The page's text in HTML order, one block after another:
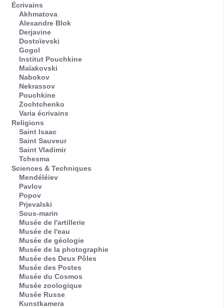
Écrivains
Akhmatova
Alexandre Blok
Derjavine
Dostoïevski
Gogol
Institut Pouchkine
Maïakovski
Nabokov
Nekrassov
Pouchkine
Zochtchenko
Varia écrivains
Religions
Saint Isaac
Saint Sauveur
Saint Vladimir
Tchesma
Sciences & Techniques
Mendéléiev
Pavlov
Popov
Prjevalski
Sous-marin
Musée de l'artillerie
Musée de l'eau
Musée de géologie
Musée de la photographie
Musée des Deux Pôles
Musée des Postes
Musée du Cosmos
Musée zoologique
Musée Russe
Kunstkamera